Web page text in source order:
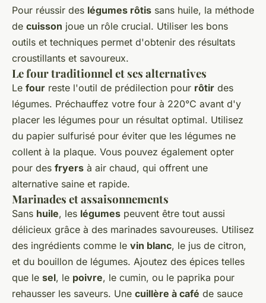
Pour réussir des légumes rôtis sans huile, la méthode
de cuisson joue un rôle crucial. Utiliser les bons
outils et techniques permet d'obtenir des résultats
croustillants et savoureux.
Le four traditionnel et ses alternatives
Le four reste l'outil de prédilection pour rôtir des
légumes. Préchauffez votre four à 220°C avant d'y
placer les légumes pour un résultat optimal. Utilisez
du papier sulfurisé pour éviter que les légumes ne
collent à la plaque. Vous pouvez également opter
pour des fryers à air chaud, qui offrent une
alternative saine et rapide.
Marinades et assaisonnements
Sans huile, les légumes peuvent être tout aussi
délicieux grâce à des marinades savoureuses. Utilisez
des ingrédients comme le vin blanc, le jus de citron,
et du bouillon de légumes. Ajoutez des épices telles
que le sel, le poivre, le cumin, ou le paprika pour
rehausser les saveurs. Une cuillère à café de sauce